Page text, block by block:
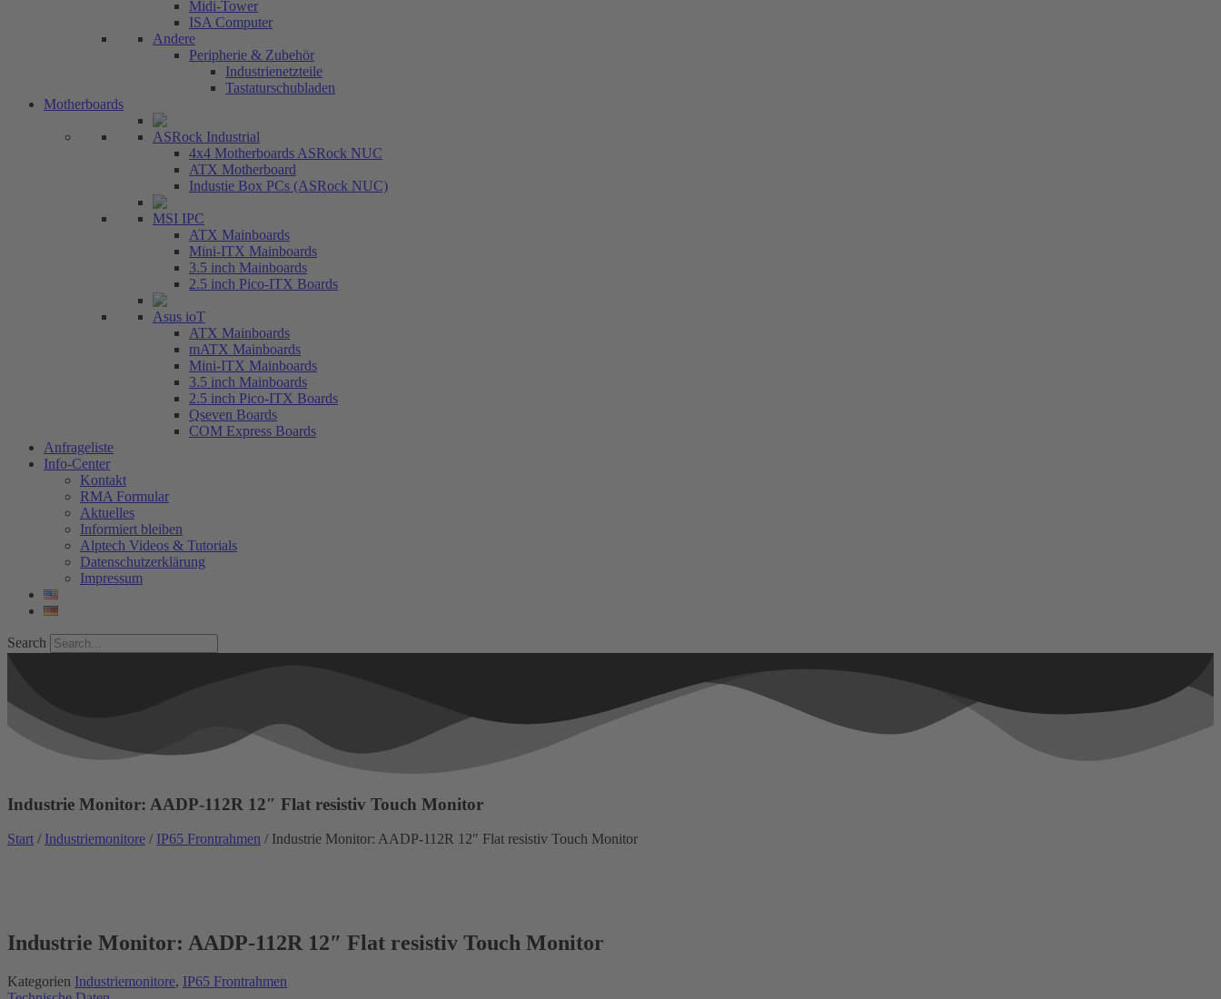
Midi-Tower
ISA Computer
Andere
Peripherie & Zubehör
Industrienetzteile
Tastaturschubladen
Motherboards
ASRock Industrial
4x4 Motherboards ASRock NUC
ATX Motherboard
Industie Box PCs (ASRock NUC)
MSI IPC
ATX Mainboards
Mini-ITX Mainboards
3.5 inch Mainboards
2.5 inch Pico-ITX Boards
Asus ioT
ATX Mainboards
mATX Mainboards
Mini-ITX Mainboards
3.5 inch Mainboards
2.5 inch Pico-ITX Boards
Qseven Boards
COM Express Boards
Anfrageliste
Info-Center
Kontakt
RMA Formular
Aktuelles
Informiert bleiben
Alptech Videos & Tutorials
Datenschutzerklärung
Impressum
Search
Industrie Monitor: AADP-112R 12″ Flat resistiv Touch Monitor
Start / Industriemonitore / IP65 Frontrahmen / Industrie Monitor: AADP-112R 12″ Flat resistiv Touch Monitor
Industrie Monitor: AADP-112R 12″ Flat resistiv Touch Monitor
Kategorien Industriemonitore, IP65 Frontrahmen